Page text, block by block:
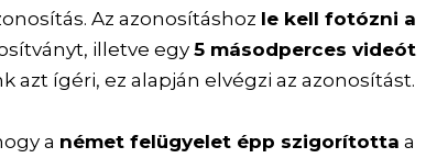
Az azonosításhoz le kell fotózni a
illetve egy5 másodperces videót
azt ígéri, ez alapján elvégzi az azonosítást.
a német felügyelet épp szigorította a